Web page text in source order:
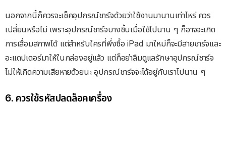
นอกจากนี้ก็ควรจะเช็คอุปกรณ์ชาร์จด้วยว่าใช้งานมานานเท่าไหร่ ควร
เปลี่ยนหรือไม่ เพราะอุปกรณ์ชาร์จบางชิ้นเมื่อใช้ไปนาน ๆ ก็อาจจะเกิด
การเสื่อมสภาพได้ แต่สำหรับใครที่พึ่งซื้อ iPad มาใหม่ก็จะมีสายชาร์จและ
อะแดปเตอร์มาให้ในกล่องอยู่แล้ว แต่ก็อย่าลืมดูแลรักษาอุปกรณ์ชาร์จ
ไม่ให้เกิดความเสียหายด้วยนะ อุปกรณ์ชาร์จจะได้อยู่กับเราไปนาน ๆ
6. ควรใช้รหัสปลดล็อคเครื่อง